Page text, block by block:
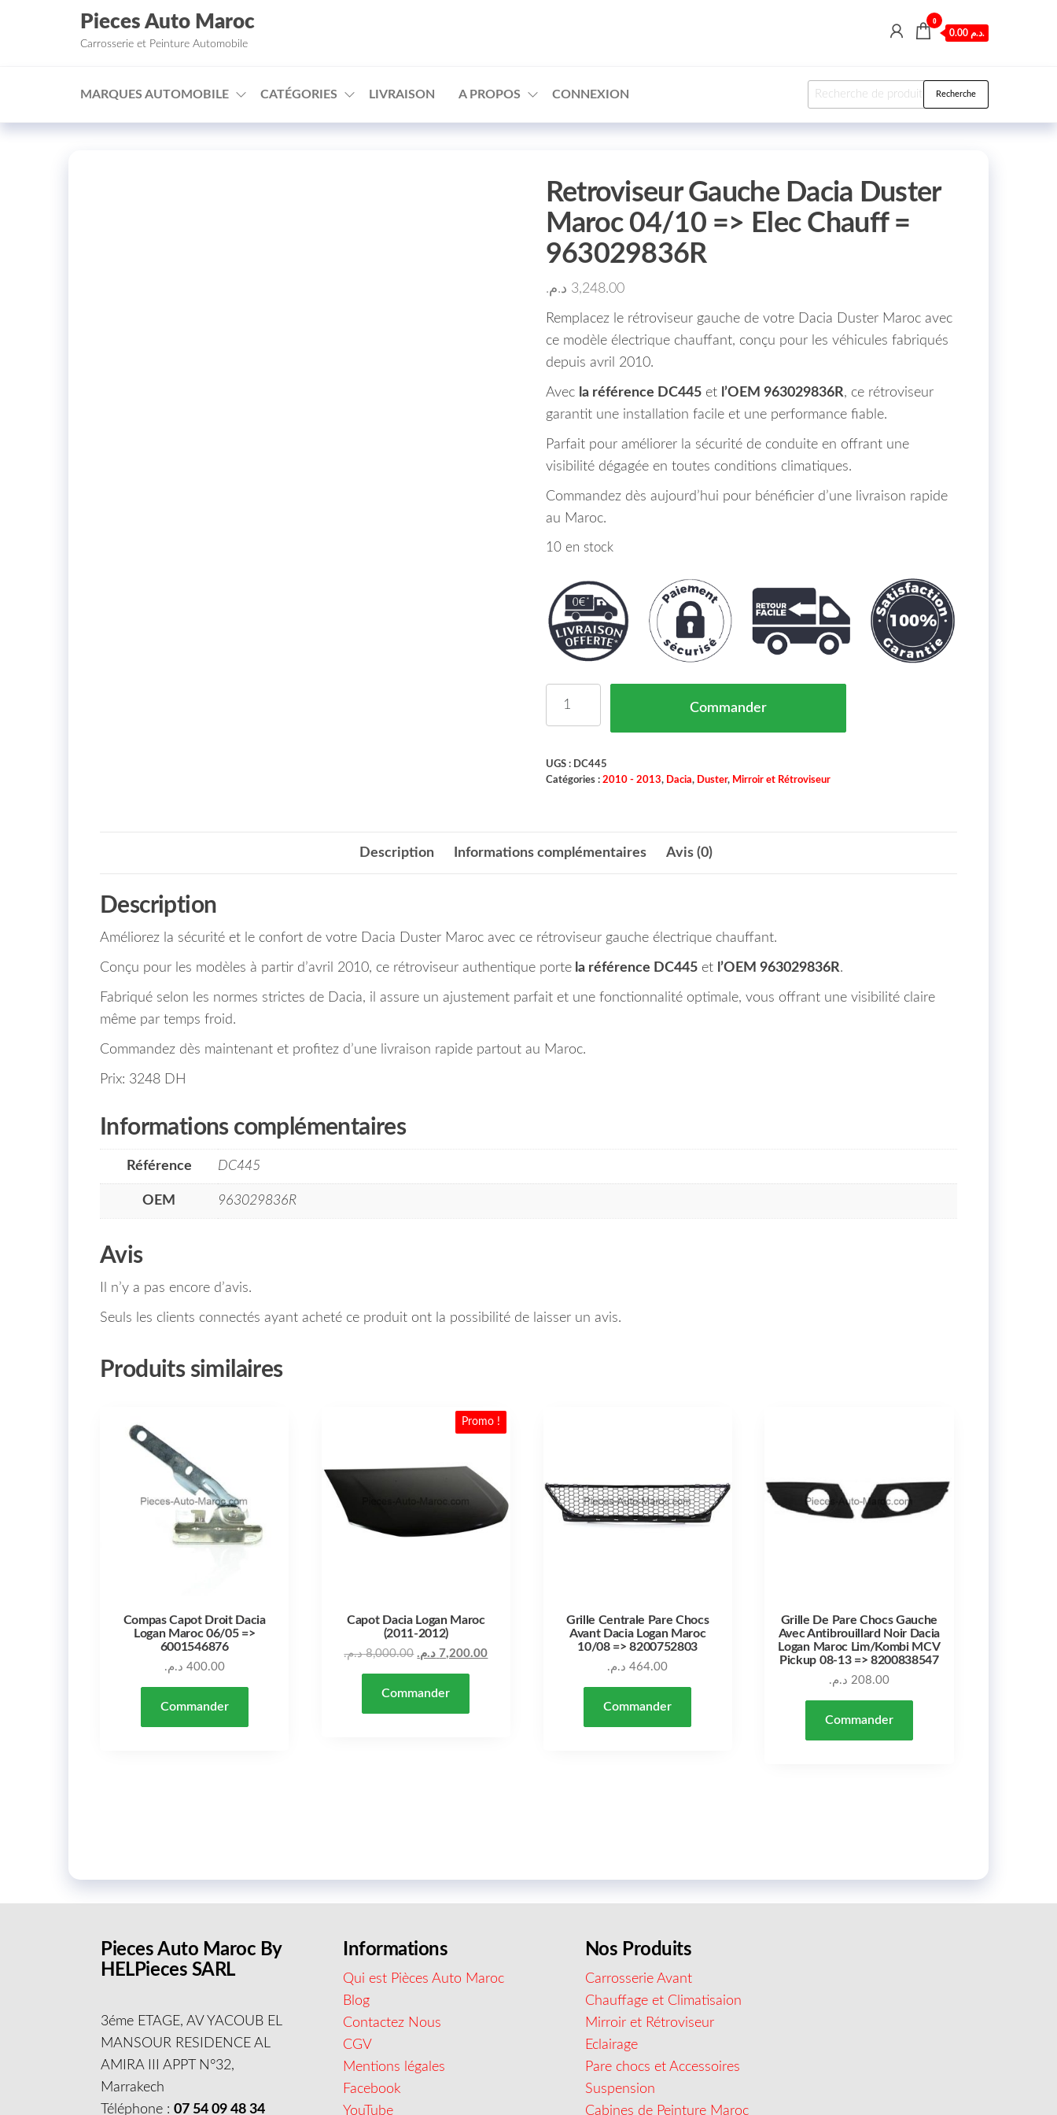
□
Aller au contenu
Pieces Auto Maroc
Carrosserie et Peinture Automobile
0
0.00 د.م.
MARQUES AUTOMOBILE CATÉGORIES LIVRAISON A PROPOS CONNEXION Recherche pour : Recherche
Retroviseur Gauche Dacia Duster
Maroc 04/10 => Elec Chauff =
963029836R
3,248.00 د.م.
Remplacez le rétroviseur gauche de votre Dacia Duster Maroc avec
ce modèle électrique chauffant, conçu pour les véhicules fabriqués
depuis avril 2010.
Avec la référence DC445et l’OEM 963029836R, ce rétroviseur
garantit une installation facile et une performance fiable.
Parfait pour améliorer la sécurité de conduite en offrant une
visibilité dégagée en toutes conditions climatiques.
Commandez dès aujourd’hui pour bénéficier d’une livraison rapide
au Maroc.
10 en stock
Commander
UGS : DC445
Catégories : 2010 - 2013, Dacia, Duster, Mirroir et Rétroviseur
Description Informations complémentaires Avis (0)
Description
Améliorez la sécurité et le confort de votre Dacia Duster Maroc avec ce rétroviseur gauche électrique chauffant.
Conçu pour les modèles à partir d’avril 2010, ce rétroviseur authentique porte la référence DC445 et l’OEM 963029836R.
Fabriqué selon les normes strictes de Dacia, il assure un ajustement parfait et une fonctionnalité optimale, vous offrant une visibilité claire
même par temps froid.
Commandez dès maintenant et profitez d’une livraison rapide partout au Maroc.
Prix: 3248 DH
Informations complémentaires
Référence DC445
OEM 963029836R
Avis
Il n’y a pas encore d’avis.
Seuls les clients connectés ayant acheté ce produit ont la possibilité de laisser un avis.
Produits similaires
Compas Capot Droit Dacia
Logan Maroc 06/05 =>
6001546876
400.00 د.م.
Commander
Promo !
Capot Dacia Logan Maroc
(2011-2012)
8,000.00 د.م. Le prix initial était : 8,000.00 د.م.. 7,200.00 د.م. Le prix actuel est : 7,200.00 د.م..
Commander
Grille Centrale Pare Chocs
Avant Dacia Logan Maroc
10/08 => 8200752803
464.00 د.م.
Commander
Grille De Pare Chocs Gauche
Avec Antibrouillard Noir Dacia
Logan Maroc Lim/Kombi MCV
Pickup 08-13 => 8200838547
208.00 د.م.
Commander
Pieces Auto Maroc By
HELPieces SARL
3éme ETAGE, AV YACOUB EL
MANSOUR RESIDENCE AL
AMIRA III APPT N°32,
Marrakech
Téléphone :07 54 09 48 34
Informations
Qui est Pièces Auto Maroc
Blog
Contactez Nous
CGV
Mentions légales
Facebook
YouTube
Nos Produits
Carrosserie Avant
Chauffage et Climatisaion
Mirroir et Rétroviseur
Eclairage
Pare chocs et Accessoires
Suspension
Cabines de Peinture Maroc